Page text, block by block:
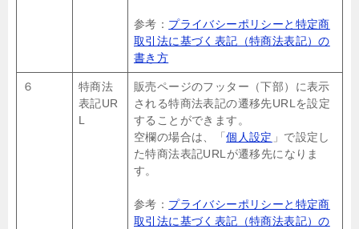
参考： プライバシーポリシーと特定商
取引法に基づく表記（特商法表記）の
書き方
６
特商法
表記UR
L
販売ページのフッター（下部）に表示
される特商法表記の遷移先URLを設定
することができます。
空欄の場合は、「個人設定 」で設定し
た特商法表記URLが遷移先になりま
す。
参考： プライバシーポリシーと特定商
取引法に基づく表記（特商法表記）の